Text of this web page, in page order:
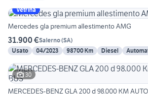
Vetrina
Mercedes gla premium allestimento AMG
31.900 €Salerno(SA)
Usato
04/2023 98700 Km Diesel
30
MERCEDES-BENZ GLA 200 d 98.000 KM